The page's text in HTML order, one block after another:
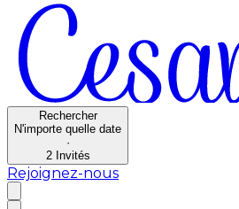
Rechercher
N'importe quelle date
·
2 Invités
Rejoignez-nous